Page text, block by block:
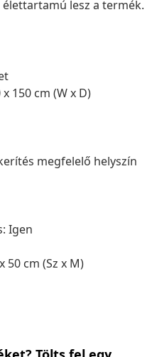
lesz a termék.
150 cm (W x D)
megfelelő helyszín
Igen
50 cm (Sz x M)